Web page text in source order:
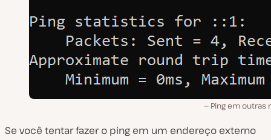
Ping em outras
Se você tentar fazer o ping em um endereço externo